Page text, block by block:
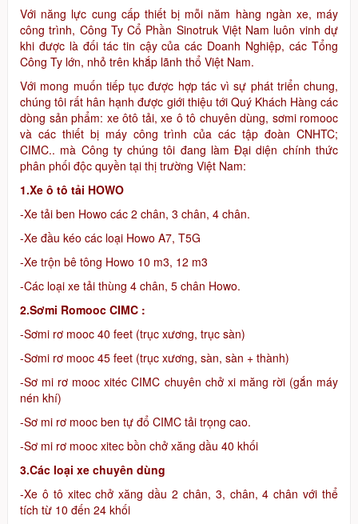
Với năng lực cung cấp thiết bị mỗi năm hàng ngàn xe, máy
công trình, Công Ty Cổ Phần Sinotruk Việt Nam luôn vinh dự
khi được là đối tác tin cậy của các Doanh Nghiệp, các Tổng
Công Ty lớn, nhỏ trên khắp lãnh thổ Việt Nam.
Với mong muốn tiếp tục được hợp tác vì sự phát triển chung,
chúng tôi rất hân hạnh được giới thiệu tới Quý Khách Hàng các
dòng sản phẩm: xe ôtô tải, xe ô tô chuyên dùng, sơmi romooc
và các thiết bị máy công trình của các tập đoàn CNHTC;
CIMC.. mà Công ty chúng tôi đang làm Đại diện chính thức
phân phối độc quyền tại thị trường Việt Nam:
1.Xe ô tô tải HOWO
-Xe tải ben Howo các 2 chân, 3 chân, 4 chân.
-Xe đầu kéo các loại Howo A7, T5G
-Xe trộn bê tông Howo 10 m3, 12 m3
-Các loại xe tải thùng 4 chân, 5 chân Howo.
2.Sơmi Romooc CIMC :
-Sơmi rơ mooc 40 feet (trục xương, trục sàn)
-Sơmi rơ mooc 45 feet (trục xương, sàn, sàn + thành)
-Sơ mi rơ mooc xitéc CIMC chuyên chở xi măng rời (gắn máy
nén khí)
-Sơ mi rơ mooc ben tự đổ CIMC tải trọng cao.
-Sơ mi rơ mooc xitec bồn chở xăng dầu 40 khối
3.Các loại xe chuyên dùng
-Xe ô tô xitec chở xăng dầu 2 chân, 3, chân, 4 chân với thể
tích từ 10 đến 24 khối